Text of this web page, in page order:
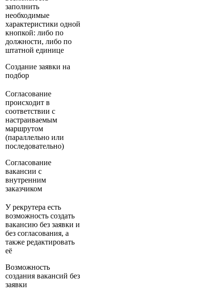
заполнить
необходимые
характеристики одной
кнопкой: либо по
должности, либо по
штатной единице
Создание заявки на
подбор
Согласование
происходит в
соответствии с
настраиваемым
маршрутом
(параллельно или
последовательно)
Согласование
вакансии с
внутренним
заказчиком
У рекрутера есть
возможность создать
вакансию без заявки и
без согласования, а
также редактировать
её
Возможность
создания вакансий без
заявки